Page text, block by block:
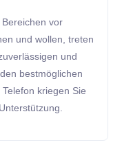
vor
und wollen, treten
und
bestmöglichen
kriegen Sie